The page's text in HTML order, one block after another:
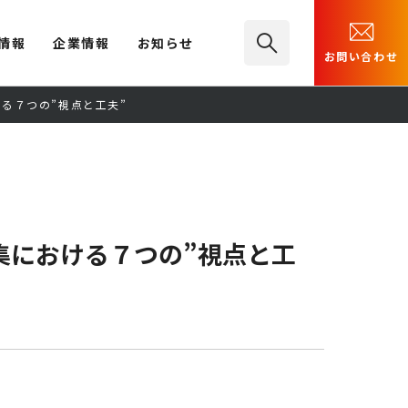
報 企業情報 お知らせ
お問い合わせ
７つの”視点と工夫”
おける７つの”視点と工